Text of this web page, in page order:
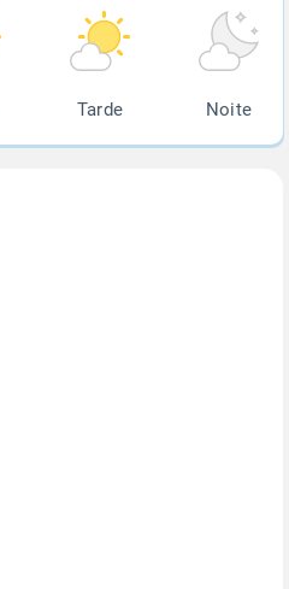
Tarde Noite